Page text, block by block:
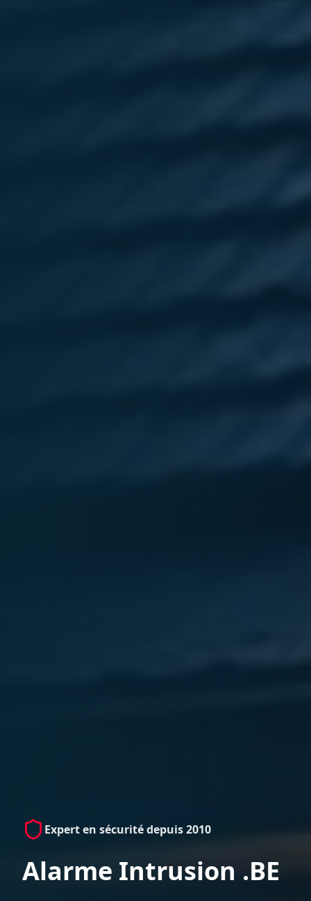
Expert en sécurité depuis 2010
Alarme Intrusion .BE